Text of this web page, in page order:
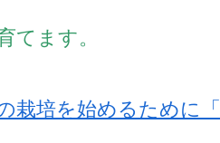
てます。
の栽培を始めるために